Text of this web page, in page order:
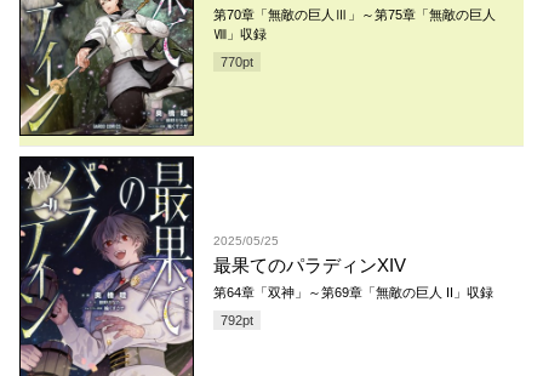
第70章「無敵の巨人Ⅲ」～第75章「無敵の巨人
Ⅷ」収録
770pt
2025/05/25
最果てのパラディンXIV
第64章「双神」～第69章「無敵の巨人 II」収録
792pt